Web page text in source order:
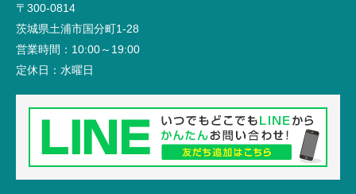
〒300-0814
茨城県土浦市国分町1-28
営業時間： 10:00～19:00
定休日： 水曜日